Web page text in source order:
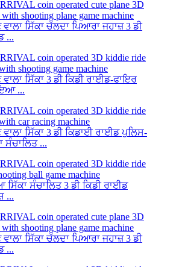
ਸਿੱਕਾ ਚੱਲਦਾ ਪਿਆਰਾ ਜਹਾਜ਼ 3 ਡੀ
...
ਸਿੱਕਾ 3 ਡੀ ਕਿਡੀ ਰਾਈਡ-ਫਾਇਰ
...
ਸਿੱਕਾ 3 ਡੀ ਕਿਡਾਈ ਰਾਈਡ ਪੁਲਿਸ-
ਸੰਚਾਲਿਤ ...
ਸੰਚਾਲਿਤ 3 ਡੀ ਕਿਡੀ ਰਾਈਡ
...
ਸਿੱਕਾ ਚੱਲਦਾ ਪਿਆਰਾ ਜਹਾਜ਼ 3 ਡੀ
...